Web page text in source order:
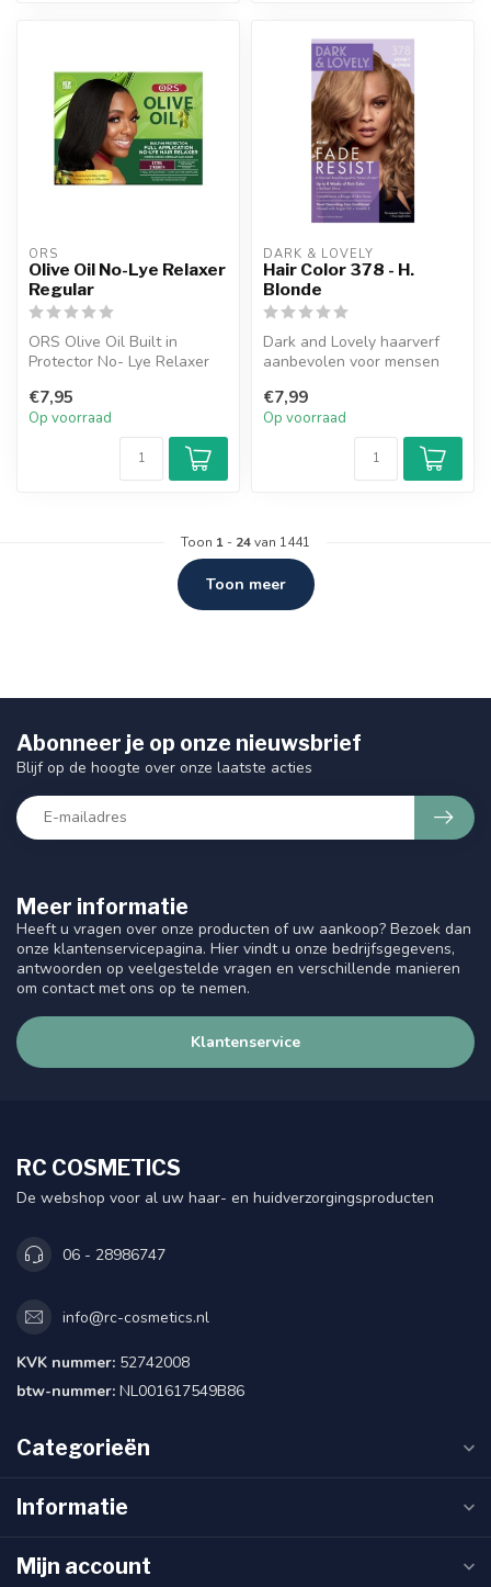
ORS
Olive Oil No-Lye Relaxer
Regular
ORS Olive Oil Built in
Protector No- Lye Relaxer
voor...
€7,95
Op voorraad
DARK & LOVELY
Hair Color 378 - H.
Blonde
Dark and Lovely haarverf
aanbevolen voor mensen
de str...
€7,99
Op voorraad
Toon 1 - 24van 1441
Toon meer
Meer informatie
Heeft u vragen over onze producten of uw aankoop? Bezoek dan
onze klantenservicepagina. Hier vindt u onze bedrijfsgegevens,
antwoorden op veelgestelde vragen en verschillende manieren
om contact met ons op te nemen.
Klantenservice
Abonneer je op onze nieuwsbrief
Blijf op de hoogte over onze laatste acties
RC COSMETICS
De webshop voor al uw haar- en huidverzorgingsproducten
06 - 28986747
info@rc-cosmetics.nl
KVK nummer: 52742008
btw-nummer: NL001617549B86
Categorieën
Informatie
Mijn account